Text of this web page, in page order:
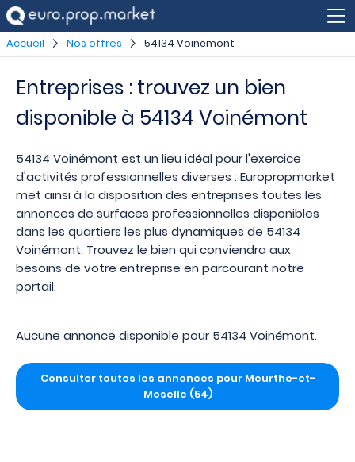
Accueil Nos offres 54134 Voinémont
Entreprises : trouvez un bien
disponible à 54134 Voinémont
54134 Voinémont est un lieu idéal pour l'exercice
d'activités professionnelles diverses : Europropmarket
met ainsi à la disposition des entreprises toutes les
annonces de surfaces professionnelles disponibles
dans les quartiers les plus dynamiques de 54134
Voinémont. Trouvez le bien qui conviendra aux
besoins de votre entreprise en parcourant notre
portail.
Aucune annonce disponible pour 54134 Voinémont.
Consulter toutes les annonces pour Meurthe-et-
Moselle (54)